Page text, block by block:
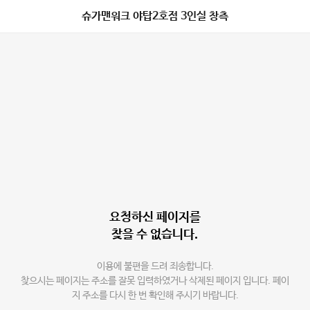
슈가맨워크 야탑2호점 3인실 창측
요청하신 페이지를
찾을 수 없습니다.
이용에 불편을 드려 죄송합니다.
찾으시는 페이지는 주소를 잘못 입력하였거나 삭제된 페이지 입니다. 페이
지 주소를 다시 한 번 확인해 주시기 바랍니다.